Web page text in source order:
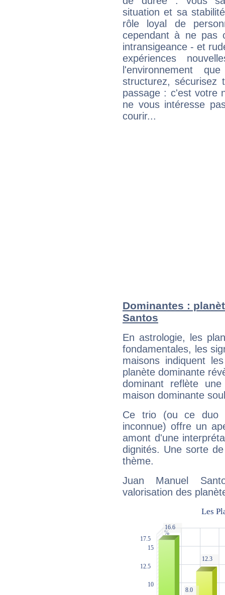
situation et sa
rôle loyal de
cependant à ne pas
intransigeance - et
expériences
l'environnement
structurez, sécurisez
passage : c'est votre
ne vous intéresse
courir...
Dominantes :
Santos
En astrologie, les
fondamentales, les
maisons indiquent
planète dominante
dominant reflète
maison dominante
Ce trio (ou ce duo
inconnue) offre un
amont d'une
dignités. Une sorte
thème.
Juan Manuel
valorisation des